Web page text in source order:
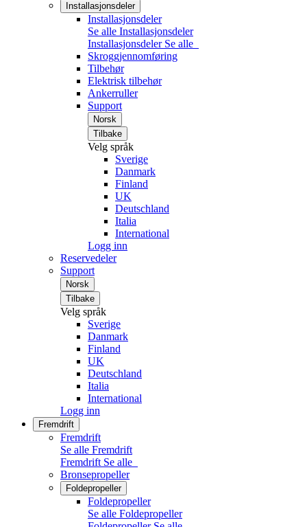
Installasjonsdeler
Installasjonsdeler
Se alle Installasjonsdeler
Installasjonsdeler Se alle
Skroggjennomføring
Tilbehør
Elektrisk tilbehør
Ankerruller
Support
Norsk
Tilbake
Velg språk
Sverige
Danmark
Finland
UK
Deutschland
Italia
International
Logg inn
Reservedeler
Support
Norsk
Tilbake
Velg språk
Sverige
Danmark
Finland
UK
Deutschland
Italia
International
Logg inn
Fremdrift
Fremdrift
Se alle Fremdrift
Fremdrift Se alle
Bronsepropeller
Foldepropeller
Foldepropeller
Se alle Foldepropeller